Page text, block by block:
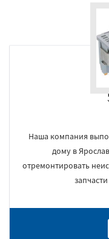
Наша компания
дому в
отремонтировать